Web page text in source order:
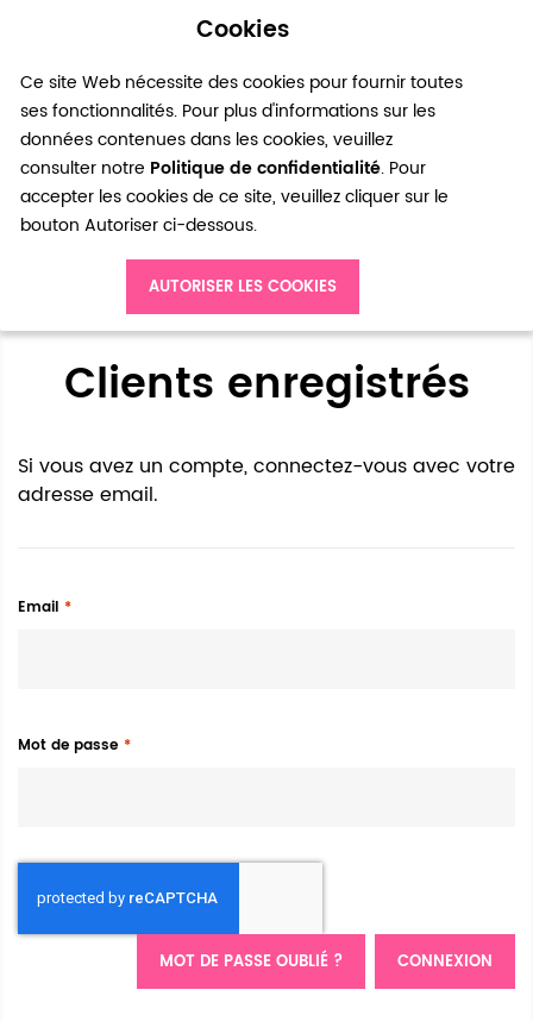
Cookies
Ce site Web nécessite des cookies pour fournir toutes
ses fonctionnalités. Pour plus d'informations sur les
données contenues dans les cookies, veuillez
consulter notre Politique de confidentialité. Pour
accepter les cookies de ce site, veuillez cliquer sur le
bouton Autoriser ci-dessous.
AUTORISER LES COOKIES
0
Accès client
Clients enregistrés
Si vous avez un compte, connectez-vous avec votre
adresse email.
Email
Mot de passe
CONNEXION
MOT DE PASSE OUBLIÉ ?